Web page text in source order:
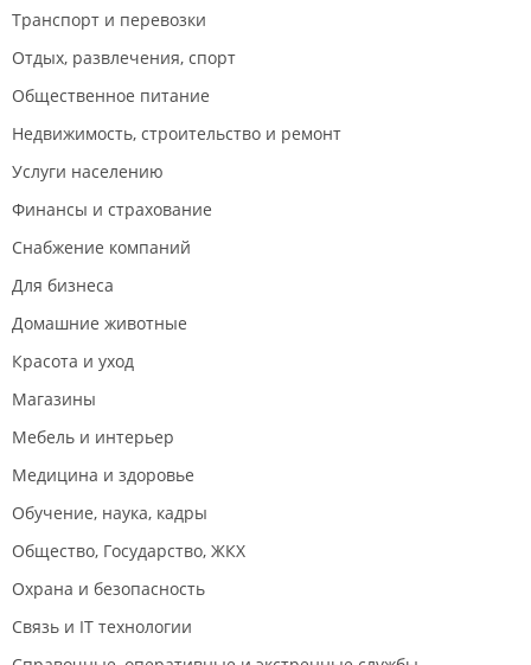
Транспорт и перевозки
Отдых, развлечения, спорт
Общественное питание
Недвижимость, строительство и ремонт
Услуги населению
Финансы и страхование
Снабжение компаний
Для бизнеса
Домашние животные
Красота и уход
Магазины
Мебель и интерьер
Медицина и здоровье
Обучение, наука, кадры
Общество, Государство, ЖКХ
Охрана и безопасность
Связь и IT технологии